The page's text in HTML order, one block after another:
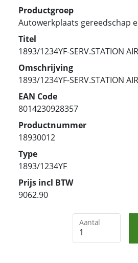
Productgroep
Autowerkplaats gereedschap
Titel
1893/1234YF-SERV.STATION
Omschrijving
1893/1234YF-SERV.STATION
EAN Code
8014230928357
Productnummer
18930012
Type
1893/1234YF
Prijs incl BTW
9062.90
Aantal